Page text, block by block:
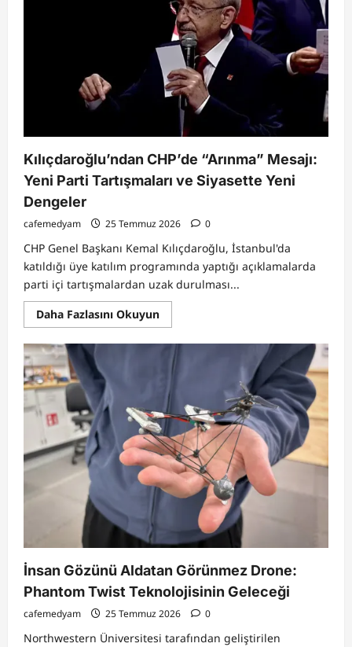
İzlemek
Beyni
Etkileyebilir:
Uzun
Süreli
Araştırmadan
Dikkat
Çeken
Bulgular
Kılıçdaroğlu’ndan CHP’de “Arınma” Mesajı:
Yeni Parti Tartışmaları ve Siyasette Yeni
Dengeler
cafemedyam 25 Temmuz 2026 0
CHP Genel Başkanı Kemal Kılıçdaroğlu, İstanbul'da
katıldığı üye katılım programında yaptığı açıklamalarda
parti içi tartışmalardan uzak durulması...
Daha Fazlasını OkuyunRead
more
Kılıçdaroğlu’ndan
CHP’de
“Arınma”
Yeni
Parti
Tartışmaları
ve
Siyasette
Yeni
Dengeler
İnsan Gözünü Aldatan Görünmez Drone:
Phantom Twist Teknolojisinin Geleceği
cafemedyam 25 Temmuz 2026 0
Northwestern Üniversitesi tarafından geliştirilen